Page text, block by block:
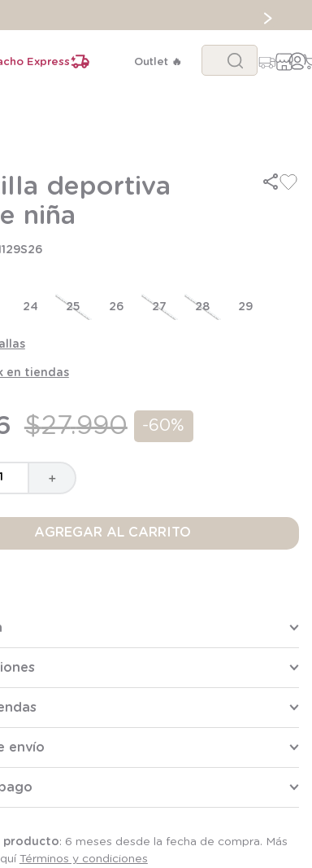
Express Outlet 🔥
Buscar...
deportiva
niña
24 25 26 27 28 29
en tiendas
$27.990 -60%
＋
AGREGAR AL CARRITO
envío
producto: 6 meses desde la fecha de compra. Más
Términos y condiciones